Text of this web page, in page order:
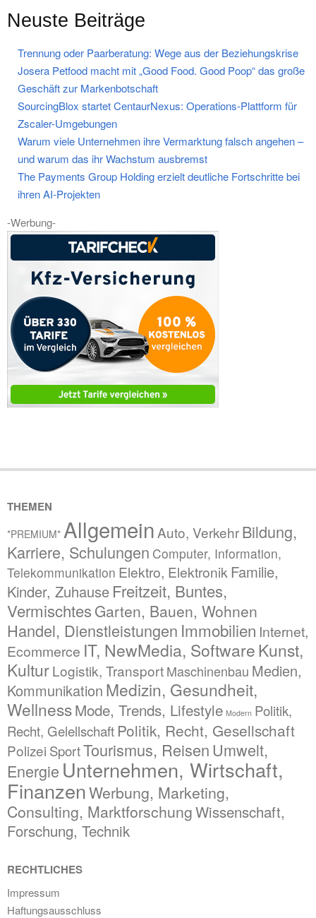
Neuste Beiträge
Trennung oder Paarberatung: Wege aus der Beziehungskrise
Josera Petfood macht mit „Good Food. Good Poop“ das große
Geschäft zur Markenbotschaft
SourcingBlox startet CentaurNexus: Operations-Plattform für
Zscaler-Umgebungen
Warum viele Unternehmen ihre Vermarktung falsch angehen –
und warum das ihr Wachstum ausbremst
The Payments Group Holding erzielt deutliche Fortschritte bei
ihren AI-Projekten
-Werbung-
THEMEN
*PREMIUM* Allgemein Auto, VerkehrBildung,
Karriere, Schulungen Computer, Information,
Telekommunikation Elektro, Elektronik Familie,
Kinder, Zuhause Freitzeit, Buntes,
Vermischtes Garten, Bauen, Wohnen
Handel, Dienstleistungen Immobilien Internet,
Ecommerce IT, NewMedia, SoftwareKunst,
KulturLogistik, TransportMaschinenbau Medien,
Kommunikation Medizin, Gesundheit,
WellnessMode, Trends, Lifestyle Modern Politik,
Recht, Gelellschaft Politik, Recht, Gesellschaft
Polizei SportTourismus, Reisen Umwelt,
Energie Unternehmen, Wirtschaft,
FinanzenWerbung, Marketing,
Consulting, MarktforschungWissenschaft,
Forschung, Technik
RECHTLICHES
Impressum
Haftungsausschluss